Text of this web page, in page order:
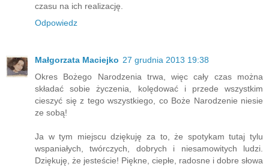
czasu na ich realizację.
Odpowiedz
Małgorzata Maciejko 27 grudnia 2013 19:38
Okres Bożego Narodzenia trwa, więc cały czas można
składać sobie życzenia, kolędować i przede wszystkim
cieszyć się z tego wszystkiego, co Boże Narodzenie niesie
ze sobą!
Ja w tym miejscu dziękuję za to, że spotykam tutaj tylu
wspaniałych, twórczych, dobrych i niesamowitych ludzi.
Dziękuję, że jesteście! Piękne, ciepłe, radosne i dobre słowa